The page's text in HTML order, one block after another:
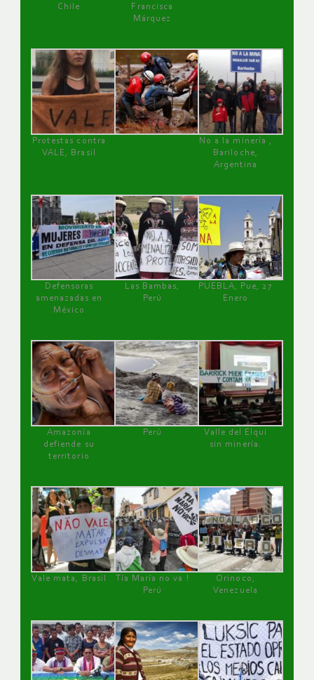
Chile
Francisca
Márquez
Protestas contra
VALE, Brasil
No a la minería ,
Bariloche,
Argentina
Defensoras
amenazadas en
México
Las Bambas,
Perú
PUEBLA, Pue, 27
Enero
Amazonía
defiende su
territorio
Perú
Valle del Elqui
sin minería.
Vale mata, Brasil
Tía María no va !
Perú
Orinoco,
Venezuela